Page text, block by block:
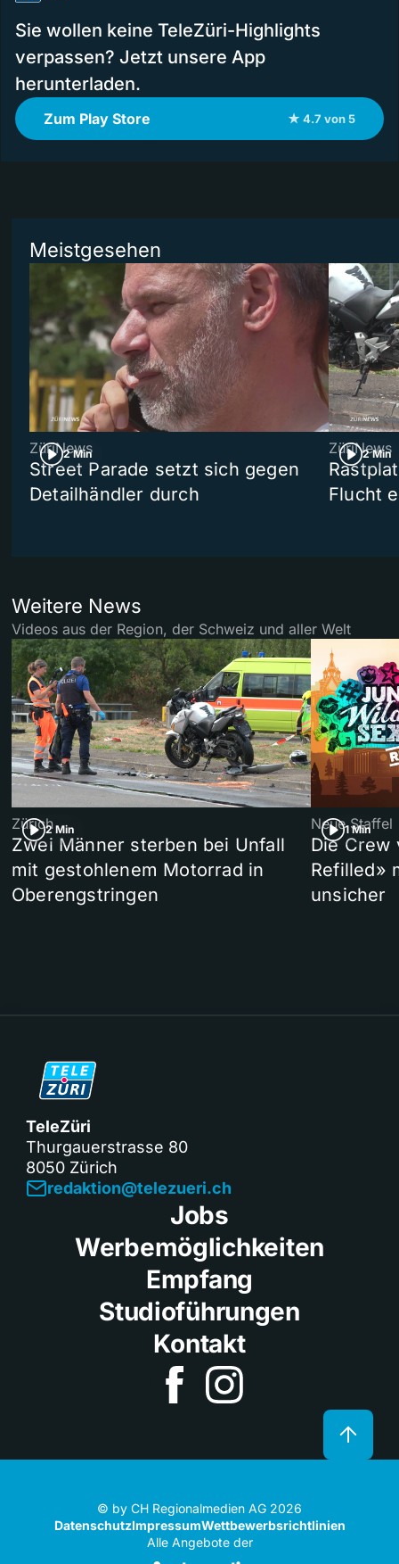
Sie wollen keine TeleZüri-Highlights
verpassen? Jetzt unsere App
herunterladen.
Zum Play Store ★ 4.7 von 5
Meistgesehen
2 Min
ZüriNews
Street Parade setzt sich gegen
Detailhändler durch
2 Min
ZüriNews
Flucht
Weitere News
Videos aus der Region, der Schweiz und aller Welt
2 Min
Zürich
Zwei Männer sterben bei Unfall
mit gestohlenem Motorrad in
Oberengstringen
1 Min
Neue Staffel
Die Crew
Refilled»
unsicher
TeleZüri
Thurgauerstrasse 80
8050 Zürich
redaktion@telezueri.ch
Jobs
Werbemöglichkeiten
Empfang
Studioführungen
Kontakt
© by CH Regionalmedien AG 2026
DatenschutzImpressumWettbewerbsrichtlinien
Alle Angebote der